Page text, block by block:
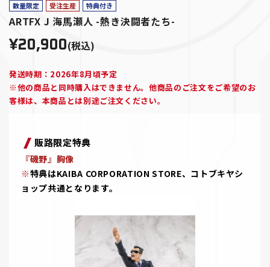
数量限定 受注生産 特典付き
ARTFX J 海馬瀬人 -熱き決闘者たち-
¥20,900(税込)
発送時期：2026年8月頃予定
※他の商品と同時購入はできません。他商品のご注文をご希望のお
客様は、本商品とは別途ご注文ください。
販路限定特典
『磯野』胸像
※特典はKAIBA CORPORATION STORE、コトブキヤシ
ョップ共通となります。